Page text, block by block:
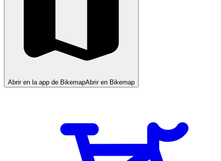
Abrir en la app de BikemapAbrir en Bikemap